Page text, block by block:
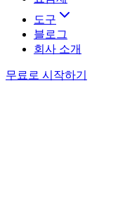
도구
블로그
회사 소개
무료로 시작하기